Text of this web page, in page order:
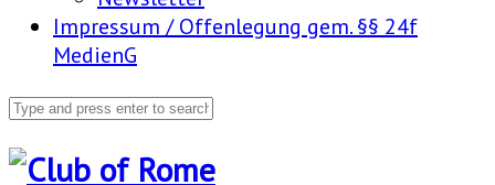
Impressum / Offenlegung gem. §§ 24f
MedienG